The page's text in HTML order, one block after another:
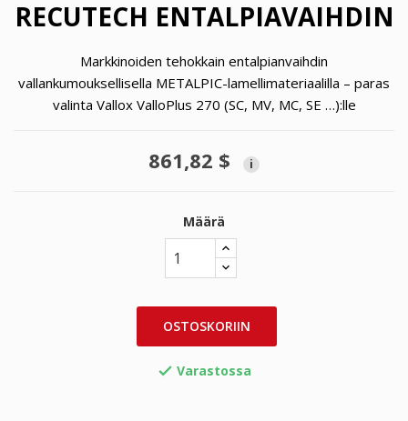
RECUTECH ENTALPIAVAIHDIN
Markkinoiden tehokkain entalpianvaihdin
vallankumouksellisella METALPIC-lamellimateriaalilla – paras
valinta Vallox ValloPlus 270 (SC, MV, MC, SE …):lle
861,82 $ i
Määrä
OSTOSKORIIN
 Varastossa